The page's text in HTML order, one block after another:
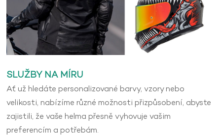
SLUŽBY NA MÍRU
Ať už hledáte personalizované barvy, vzory nebo
velikosti, nabízíme různé možnosti přizpůsobení, abyste
zajistili, že vaše helma přesně vyhovuje vašim
preferencím a potřebám.